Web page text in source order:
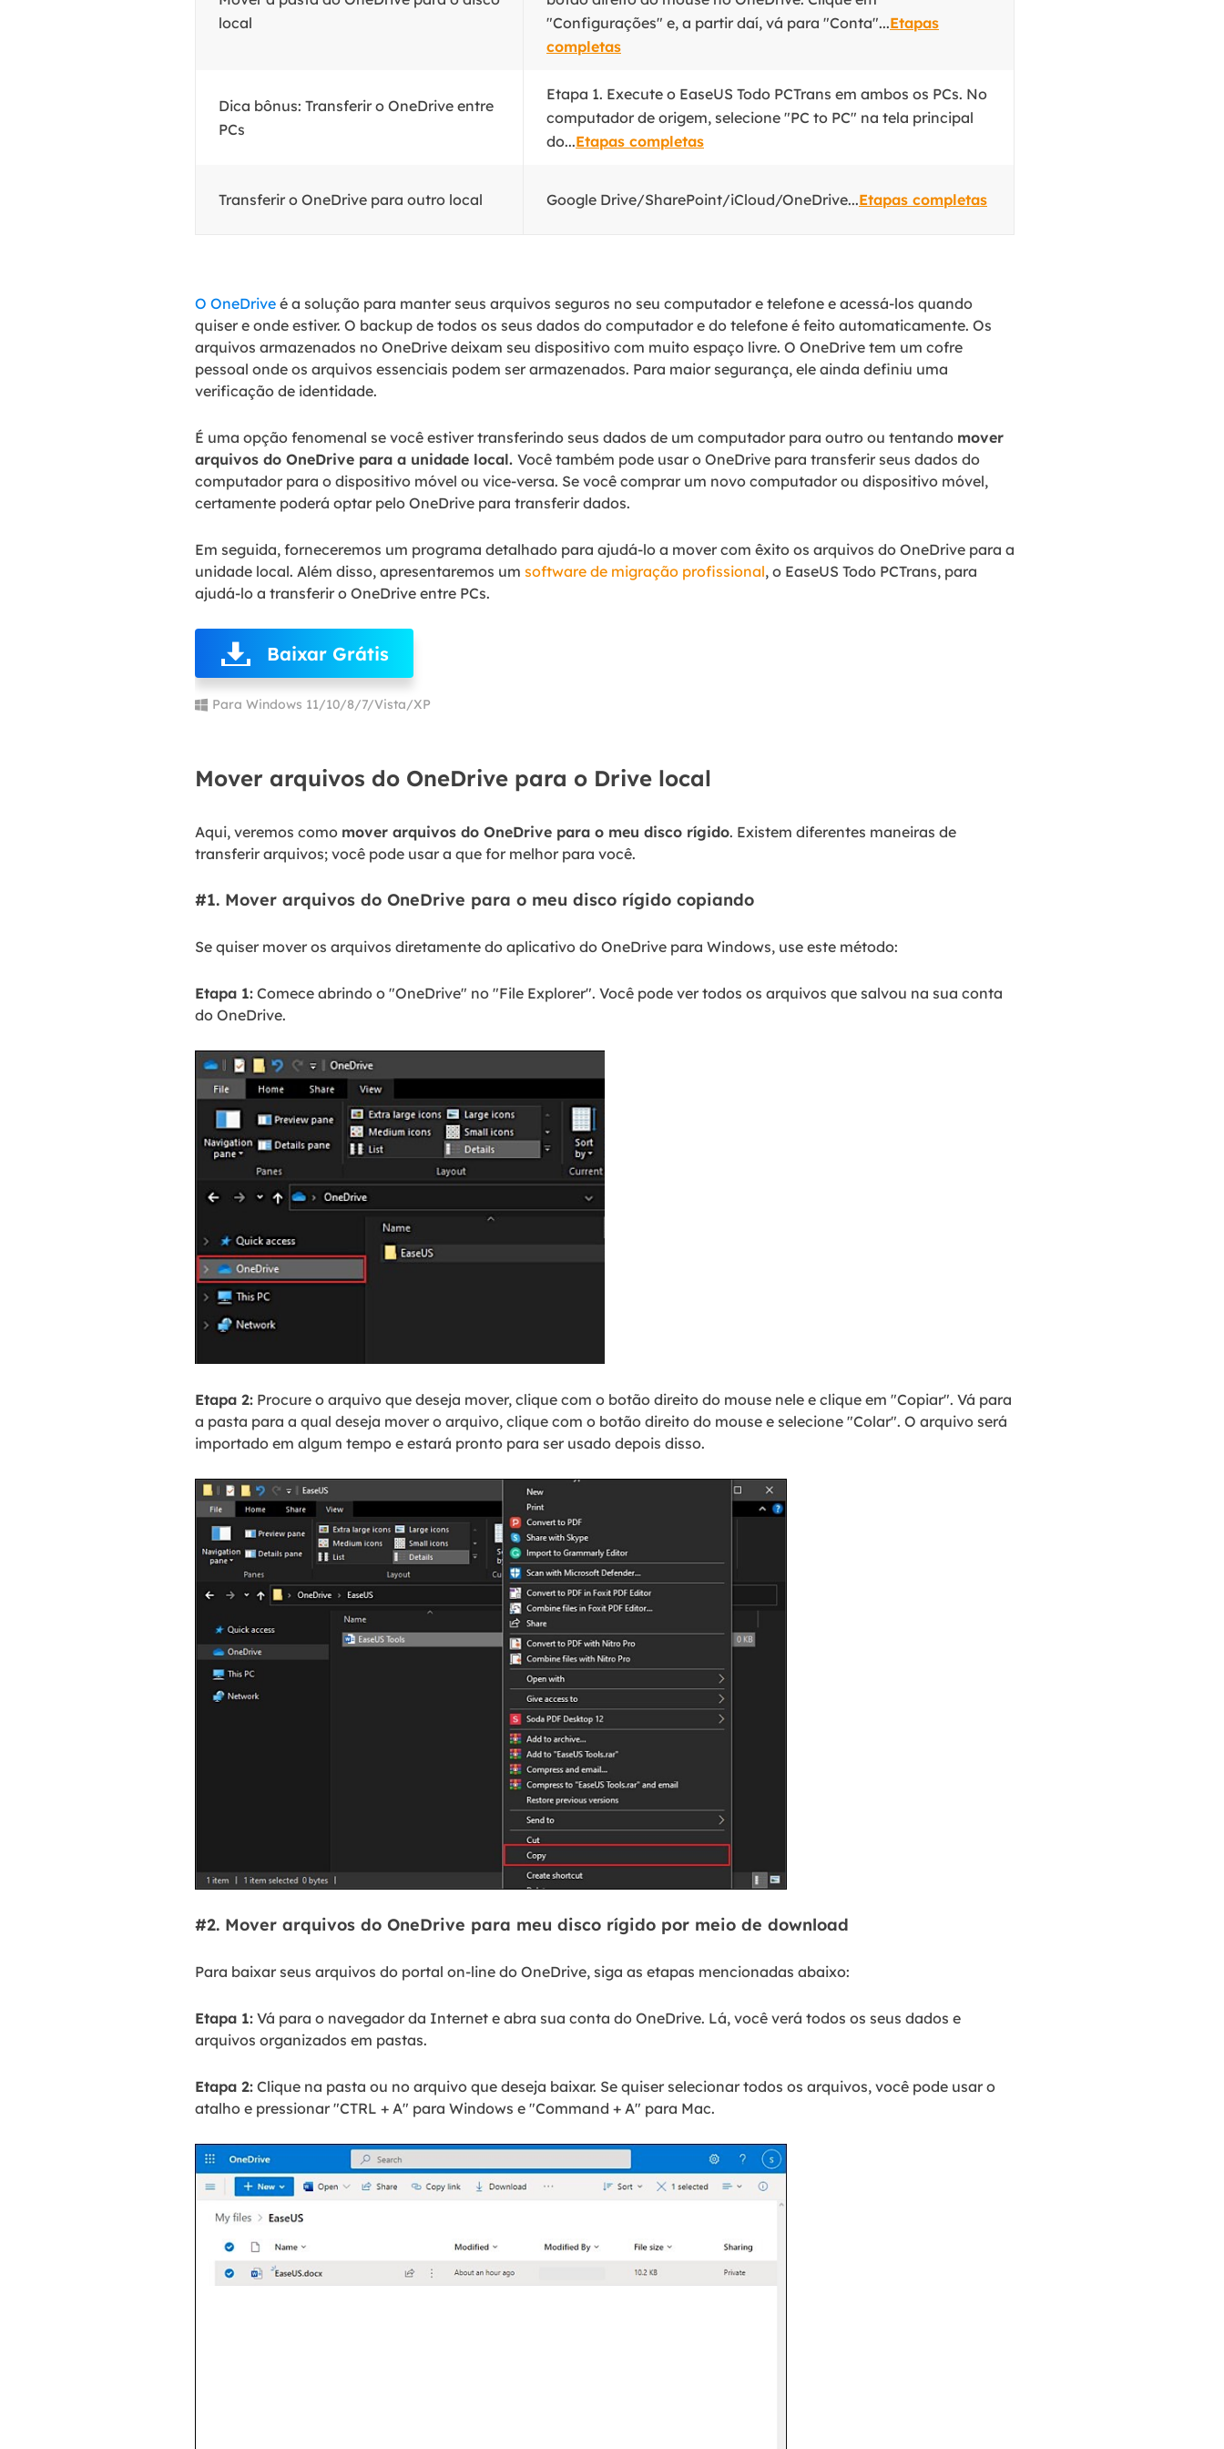
local
"Configurações" e, a partir daí, vá para "Conta"...Etapas
completas
Dica bônus: Transferir o OneDrive entre
PCs
Etapa 1. Execute o EaseUS Todo PCTrans em ambos os PCs. No
computador de origem, selecione "PC to PC" na tela principal
do...Etapas completas
Transferir o OneDrive para outro local Google Drive/SharePoint/iCloud/OneDrive...Etapas completas
O OneDrive é a solução para manter seus arquivos seguros no seu computador e telefone e acessá-los quando
quiser e onde estiver. O backup de todos os seus dados do computador e do telefone é feito automaticamente. Os
arquivos armazenados no OneDrive deixam seu dispositivo com muito espaço livre. O OneDrive tem um cofre
pessoal onde os arquivos essenciais podem ser armazenados. Para maior segurança, ele ainda definiu uma
verificação de identidade.
É uma opção fenomenal se você estiver transferindo seus dados de um computador para outro ou tentando mover
arquivos do OneDrive para a unidade local. Você também pode usar o OneDrive para transferir seus dados do
computador para o dispositivo móvel ou vice-versa. Se você comprar um novo computador ou dispositivo móvel,
certamente poderá optar pelo OneDrive para transferir dados.
Em seguida, forneceremos um programa detalhado para ajudá-lo a mover com êxito os arquivos do OneDrive para a
unidade local. Além disso, apresentaremos um software de migração profissional, o EaseUS Todo PCTrans, para
ajudá-lo a transferir o OneDrive entre PCs.
Baixar Grátis
Para Windows 11/10/8/7/Vista/XP
Mover arquivos do OneDrive para o Drive local
Aqui, veremos como mover arquivos do OneDrive para o meu disco rígido. Existem diferentes maneiras de
transferir arquivos; você pode usar a que for melhor para você.
#1. Mover arquivos do OneDrive para o meu disco rígido copiando
Se quiser mover os arquivos diretamente do aplicativo do OneDrive para Windows, use este método:
Etapa 1: Comece abrindo o "OneDrive" no "File Explorer". Você pode ver todos os arquivos que salvou na sua conta
do OneDrive.
Etapa 2: Procure o arquivo que deseja mover, clique com o botão direito do mouse nele e clique em "Copiar". Vá para
a pasta para a qual deseja mover o arquivo, clique com o botão direito do mouse e selecione "Colar". O arquivo será
importado em algum tempo e estará pronto para ser usado depois disso.
#2. Mover arquivos do OneDrive para meu disco rígido por meio de download
Para baixar seus arquivos do portal on-line do OneDrive, siga as etapas mencionadas abaixo:
Etapa 1: Vá para o navegador da Internet e abra sua conta do OneDrive. Lá, você verá todos os seus dados e
arquivos organizados em pastas.
Etapa 2: Clique na pasta ou no arquivo que deseja baixar. Se quiser selecionar todos os arquivos, você pode usar o
atalho e pressionar "CTRL + A" para Windows e "Command + A" para Mac.